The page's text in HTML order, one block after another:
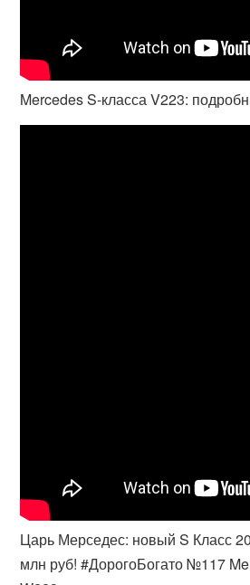
Mercedes S-класса V223:
Царь Мерседес: новый S Класс
млн руб! #ДорогоБогато №117